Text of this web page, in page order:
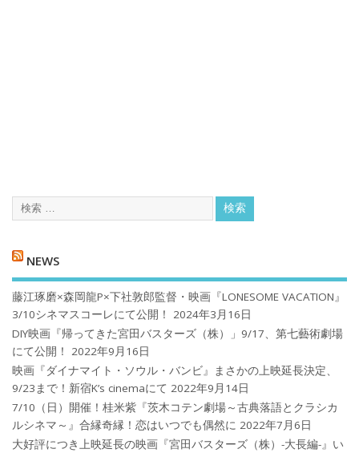
NEWS
藤江琢磨×森岡龍P×下社敦郎監督・映画『LONESOME VACATION』
3/10シネマスコーレにて公開！
2024年3月16日
DIY映画『帰ってきた宮田バスターズ（株）」9/17、第七藝術劇場
にて公開！
2022年9月16日
映画『ダイナマイト・ソウル・バンビ』まさかの上映延長決定、
9/23まで！新宿K’s cinemaにて 2022年9月14日
7/10（日）開催！桂米紫『茨木コテン劇場～古典落語とクラシカ
ルシネマ～』合縁奇縁！恋はいつでも偶然に 2022年7月6日
大好評につき上映延長の映画『宮田バスターズ（株）-大長編-』い